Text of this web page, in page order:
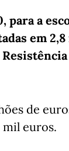
para a
em
de
euros.